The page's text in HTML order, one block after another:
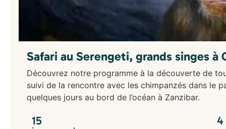
Safari au Serengeti, grands singes à
Découvrez notre programme à la découverte de
suivi de la rencontre avec les chimpanzés dans le
quelques jours au bord de l’océan à Zanzibar.
15